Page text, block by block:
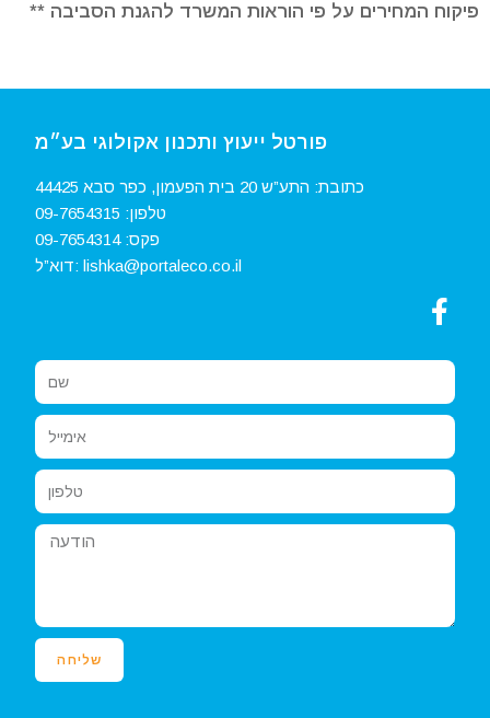
פיקוח המחירים על פי הוראות המשרד להגנת הסביבה **
פורטל ייעוץ ותכנון אקולוגי בע״מ
כתובת: התע”ש 20 בית הפעמון, כפר סבא 44425
טלפון: 09-7654315‏
פקס:09-7654314
דוא”ל:lishka@portaleco.co.il
שליחה